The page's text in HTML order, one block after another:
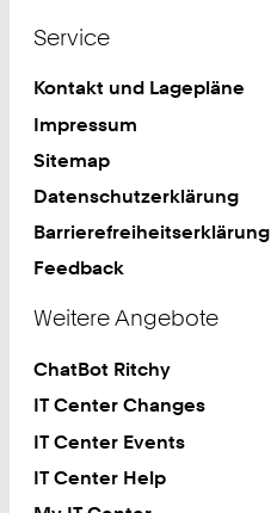
Service
Kontakt und Lagepläne
Impressum
Sitemap
Datenschutzerklärung
Barrierefreiheitserklärung
Feedback
Weitere Angebote
ChatBot Ritchy
IT Center Changes
IT Center Events
IT Center Help